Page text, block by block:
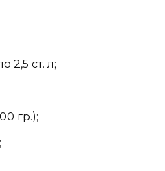
2,5 ст. л;
гр.);